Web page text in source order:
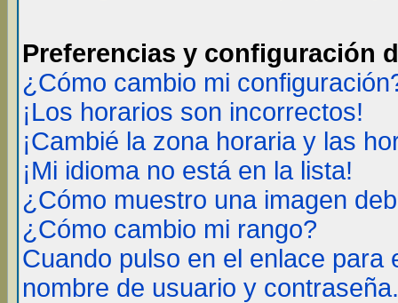
Preferencias y configuración
¿Cómo cambio mi
¡Los horarios son incorrectos!
¡Cambié la zona horaria y las
¡Mi idioma no está en la lista!
¿Cómo muestro una imagen
¿Cómo cambio mi rango?
Cuando pulso en el enlace
nombre de usuario y contraseña.